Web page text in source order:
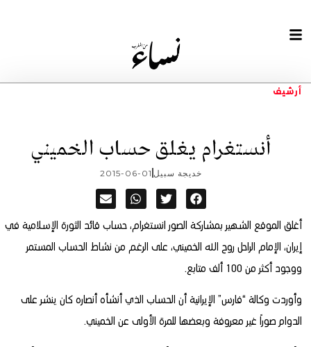
أرشيف
أنستغرام يغلق حساب الخميني
خديجة سبيل 2015-06-01
أغلق الموقع الشهير بمشاركة الصور انستغرام، حساب قائد الثورة الإسلامية في
إيران، الإمام الراحل روح الله الخميني، على الرغم من نشاط الحساب المستمر
ووجود أكثر من 100 ألف متابع.
وأوردت وكالة “فارس” الإيرانية أن الحساب الذي أنشأه أنصاره كان ينشر على
الدوام صوراً غير معروفة وبعضها للمرة الأولى عن الخميني.